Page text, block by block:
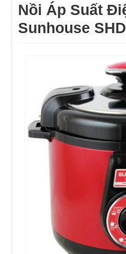
Nồi Áp Suất
Sunhouse